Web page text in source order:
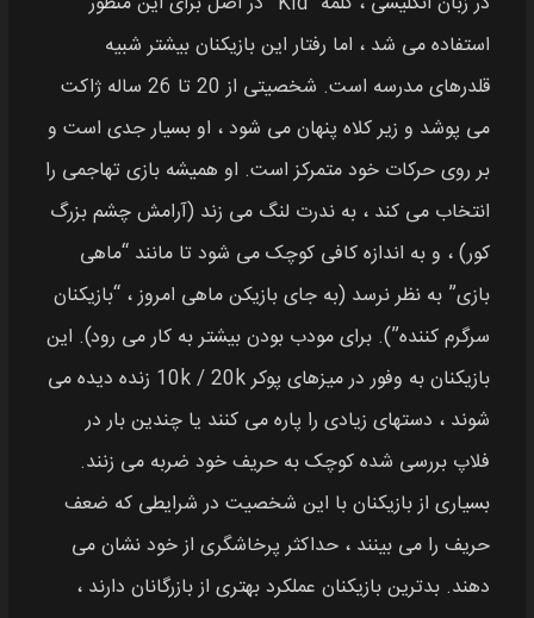
استفاده می شد ، اما رفتار این بازیکنان بیشتر شبیه
قلدرهای مدرسه است. شخصیتی از 20 تا 26 ساله ژاکت
می پوشد و زیر کلاه پنهان می شود ، او بسیار جدی است و
بر روی حرکات خود متمرکز است. او همیشه بازی تهاجمی را
انتخاب می کند ، به ندرت لنگ می زند (آرامش چشم بزرگ
کور) ، و به اندازه کافی کوچک می شود تا مانند “ماهی
بازی” به نظر نرسد (به جای بازیکن ماهی امروز ، “بازیکنان
سرگرم کننده”). برای مودب بودن بیشتر به کار می رود). این
بازیکنان به وفور در میزهای پوکر 10k / 20k زنده دیده می
شوند ، دستهای زیادی را پاره می کنند یا چندین بار در
فلاپ بررسی شده کوچک به حریف خود ضربه می زنند.
بسیاری از بازیکنان با این شخصیت در شرایطی که ضعف
حریف را می بینند ، حداکثر پرخاشگری از خود نشان می
دهند. بدترین بازیکنان عملکرد بهتری از بازرگانان دارند ،